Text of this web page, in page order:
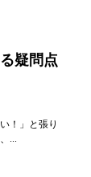
疑問点
！」と張り
...